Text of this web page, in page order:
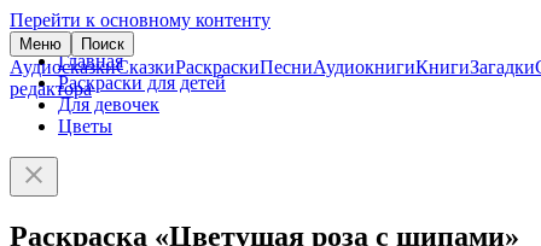
Перейти к основному контенту
Меню Поиск
АудиосказкиСказкиРаскраскиПесниАудиокнигиКнигиЗагадки
редактора
Главная
Раскраски для детей
Для девочек
Цветы
Раскраска «Цветущая роза с шипами»